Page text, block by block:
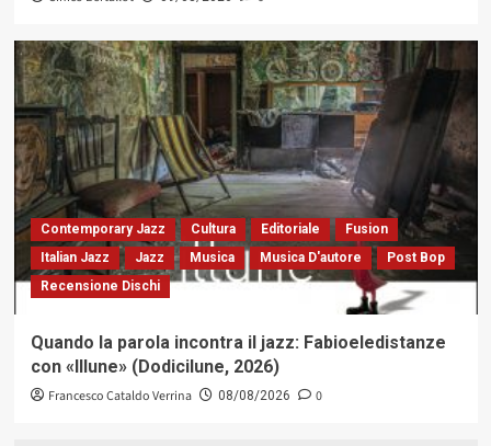
Contemporary Jazz Cultura Editoriale
Fusion
Italian Jazz
Jazz Musica Musica D'autore
Post Bop
Recensione Dischi
Quando la parola incontra il jazz: Fabioeledistanze
con «Illune» (Dodicilune, 2026)
Francesco Cataldo Verrina 08/08/2026 0